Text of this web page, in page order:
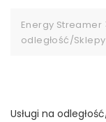
Energy Streamer
odległość/
Usługi na